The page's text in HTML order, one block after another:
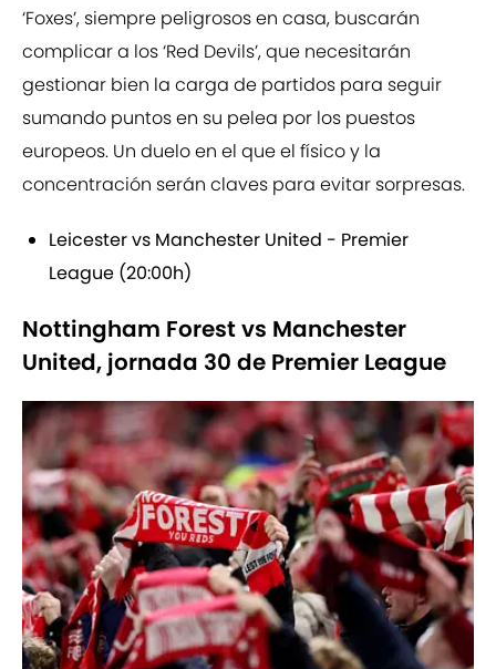
‘Foxes’, siempre peligrosos en casa, buscarán
complicar a los ‘Red Devils’, que necesitarán
gestionar bien la carga de partidos para seguir
sumando puntos en su pelea por los puestos
europeos. Un duelo en el que el físico y la
concentración serán claves para evitar sorpresas.
Leicester vs Manchester United - Premier
League (20:00h)
Nottingham Forest vs Manchester
United, jornada 30 de Premier League